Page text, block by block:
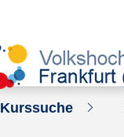
Kurssuche